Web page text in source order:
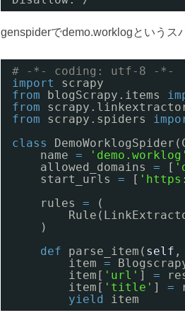
genspiderでdemo.worklogというス
# -*- coding: utf-8 -*-
import
scrapy
from
blogScrapy.items
from
from
scrapy.spiders
class
name =
'demo.worklog'
allowed_domains = [
start_urls = [
rules =
(
)
def
parse_item( self ,
item =
item[ 'url' ] =
item[ 'title' ] =
yield
item